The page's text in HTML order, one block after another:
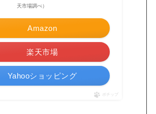
天市場調べ）
Amazon
楽天市場
Yahooショッピング
ポチップ